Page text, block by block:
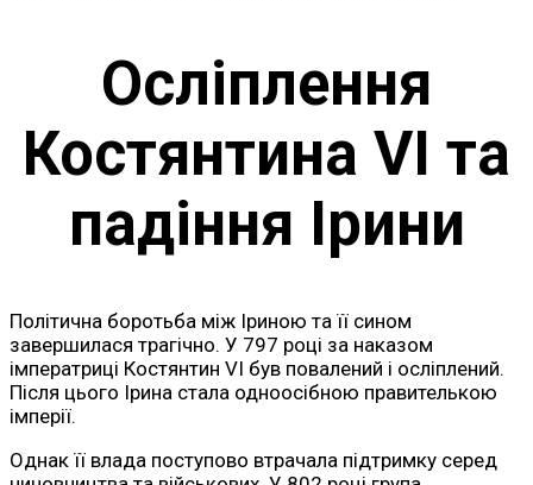
Осліплення
Костянтина VI та
падіння Ірини
Політична боротьба між Іриною та її сином
завершилася трагічно. У 797 році за наказом
імператриці Костянтин VI був повалений і осліплений.
Після цього Ірина стала одноосібною правителькою
імперії.
Однак її влада поступово втрачала підтримку серед